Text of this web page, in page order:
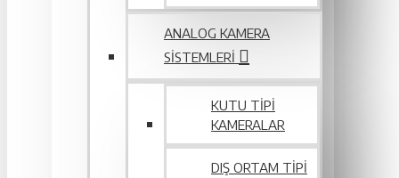
ANALOG KAMERA
SISTEMLERI
KUTU TIPI
KAMERALAR
DIŞ ORTAM TIPI